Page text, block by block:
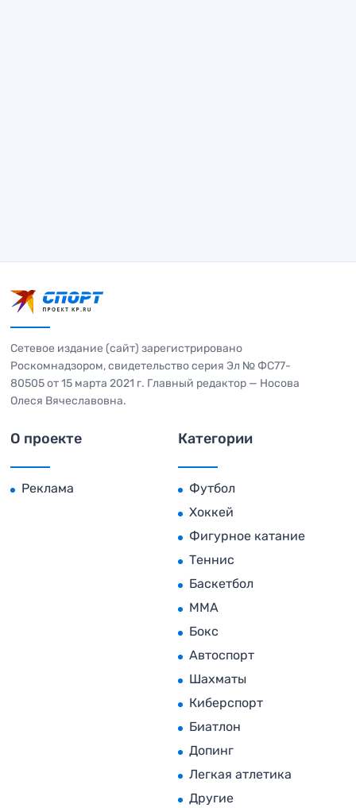
Сетевое издание (сайт) зарегистрировано
Роскомнадзором, свидетельство серия Эл № ФС77-
80505 от 15 марта 2021 г. Главный редактор — Носова
Олеся Вячеславовна.
О проекте
Реклама
Категории
Футбол
Хоккей
Фигурное катание
Теннис
Баскетбол
MMA
Бокс
Автоспорт
Шахматы
Киберспорт
Биатлон
Допинг
Легкая атлетика
Другие